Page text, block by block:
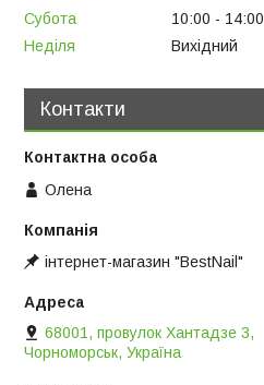
Субота
10:00
14:00
Неділя
Вихідний
Контакти
Олена
інтернет-магазин "BestNail"
68001, провулок Хантадзе 3,
Чорноморськ, Україна